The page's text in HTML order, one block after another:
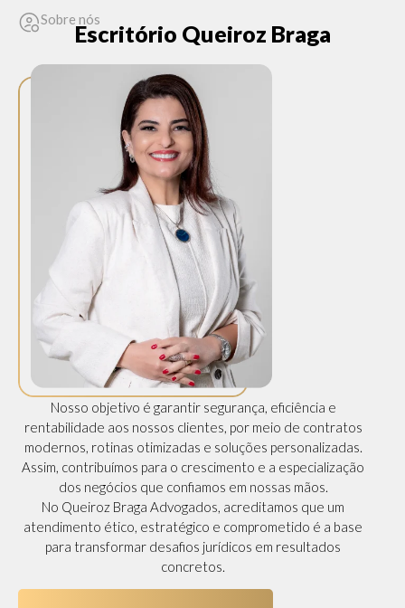
Sobre nós
Escritório Queiroz Braga
Nosso objetivo é garantir segurança, eficiência e
rentabilidade aos nossos clientes, por meio de contratos
modernos, rotinas otimizadas e soluções personalizadas.
Assim, contribuímos para o crescimento e a especialização
dos negócios que confiamos em nossas mãos.
No Queiroz Braga Advogados, acreditamos que um
atendimento ético, estratégico e comprometido é a base
para transformar desafios jurídicos em resultados
concretos.